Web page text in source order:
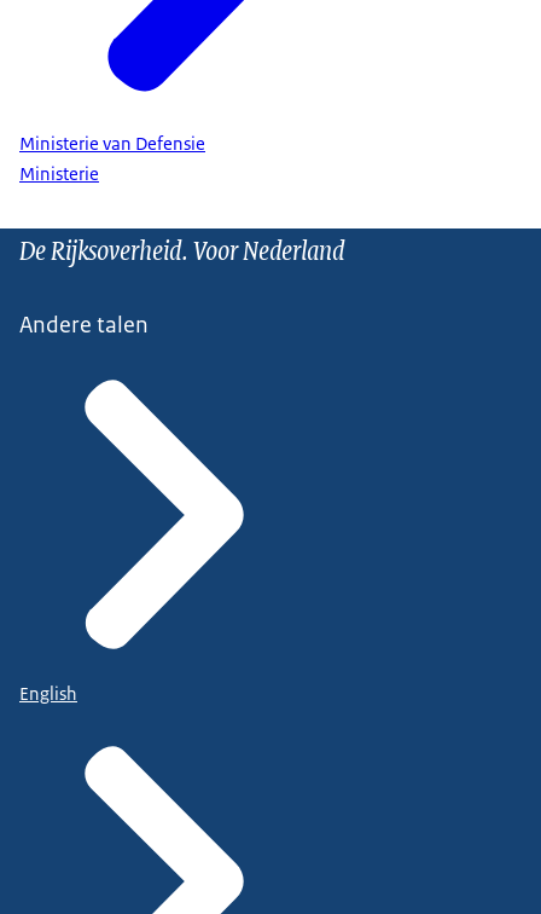
Ministerie van Defensie
Ministerie
De Rijksoverheid. Voor Nederland
Andere talen
English